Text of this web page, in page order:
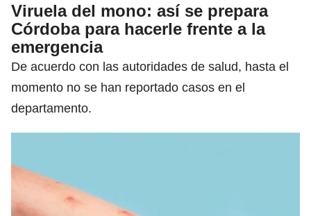
Viruela del mono: así se prepara
Córdoba para hacerle frente a la
emergencia
De acuerdo con las autoridades de salud, hasta el
momento no se han reportado casos en el
departamento.